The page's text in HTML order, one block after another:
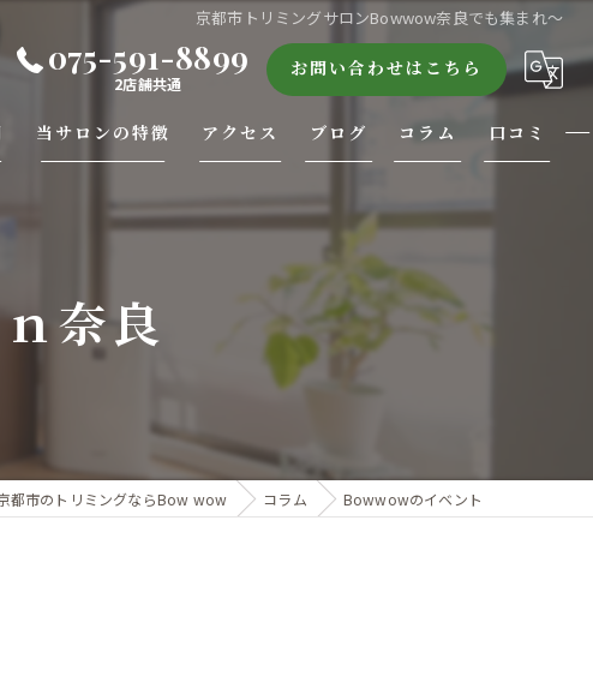
京都市トリミングサロンBowwow奈良でも集まれ～
075-591-8899
2店舗共通
お問い合わせはこちら
当サロンの特徴
酸素ボックス
アクセス
Bow wow
ブログ コラム 口コミ
奈良
都市のトリミングならBow wow コラム Bowwowのイベント